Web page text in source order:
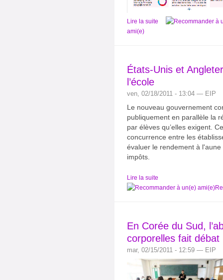
Lire la suite
ami(e)
États-Unis et
l’école
ven, 02/18/2011 - 13:04 — EIP
Le nouveau gouvernement
publiquement en parallèle la
par élèves qu’elles exigent.
concurrence entre les
évaluer le rendement à
impôts.
Lire la suite
En Corée du Sud,
corporelles fait débat
mar, 02/15/2011 - 12:59 — EIP